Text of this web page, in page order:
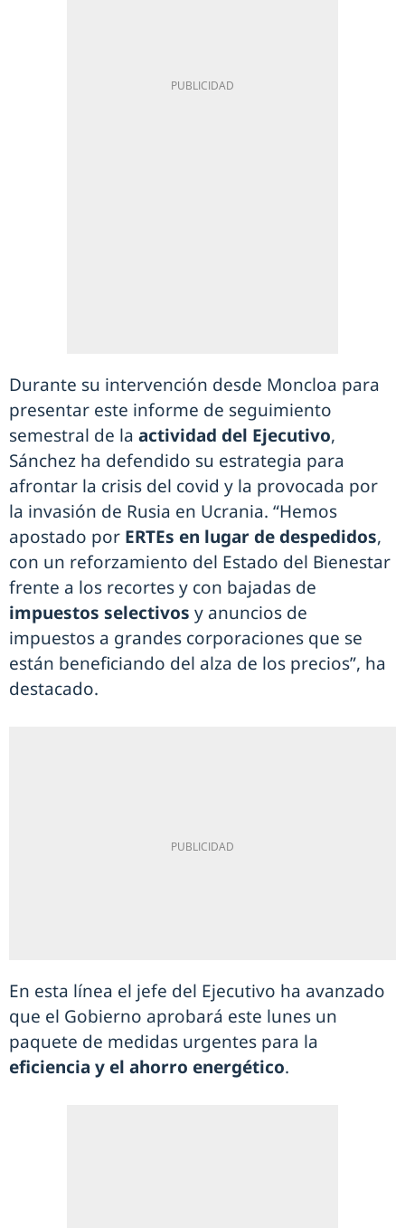
Durante su intervención desde Moncloa para
presentar este informe de seguimiento
semestral de la actividad del Ejecutivo,
Sánchez ha defendido su estrategia para
afrontar la crisis del covid y la provocada por
la invasión de Rusia en Ucrania. “Hemos
apostado por ERTEs en lugar de despedidos,
con un reforzamiento del Estado del Bienestar
frente a los recortes y con bajadas de
impuestos selectivos y anuncios de
impuestos a grandes corporaciones que se
están beneficiando del alza de los precios”, ha
destacado.
En esta línea el jefe del Ejecutivo ha avanzado
que el Gobierno aprobará este lunes un
paquete de medidas urgentes para la
eficiencia y el ahorro energético.